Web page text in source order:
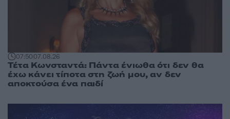
07:5007.08.26
Τέτα Κωνσταντά: Πάντα ένιωθα ότι δεν θα
έχω κάνει τίποτα στη ζωή μου, αν δεν
αποκτούσα ένα παιδί